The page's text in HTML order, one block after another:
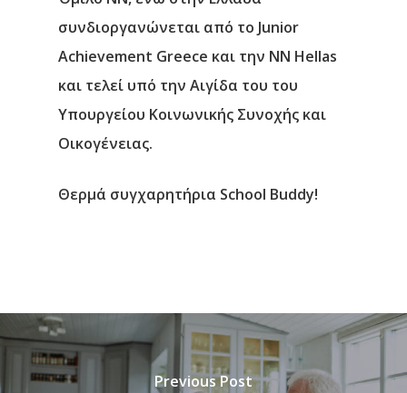
συνδιοργανώνεται από το Junior
Achievement Greece και την ΝΝ Hellas
και τελεί υπό την Αιγίδα του του
Υπουργείου Κοινωνικής Συνοχής και
Οικογένειας.
Θερμά συγχαρητήρια School Buddy!
Previous Post